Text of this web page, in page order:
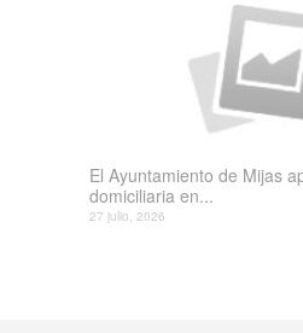
El Ayuntamiento de Mijas
domiciliaria en...
27 julio, 2026